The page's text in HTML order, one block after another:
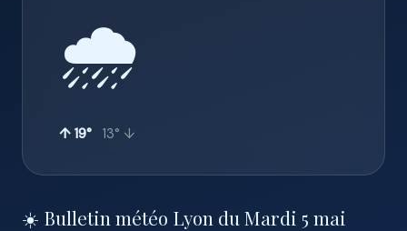
🌧️
↑ 19° 13° ↓
☀️ Bulletin météo Lyon du Mardi 5 mai